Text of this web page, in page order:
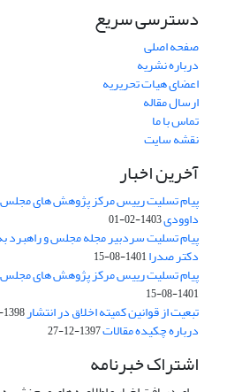
دسترسی سریع
صفحه اصلی
درباره نشریه
اعضای هیات تحریریه
ارسال مقاله
تماس با ما
نقشه سایت
آخرین اخبار
پیام تسلیت رییس مرکز پژوهش های
داوودی1403-02-01
پیام تسلیت سردبیر مجله مجلس و راهبرد
دکتر صدرا1401-08-15
پیام تسلیت رییس مرکز پژوهش های
1401-08-15
تبعیت از قوانین کمیته اخلاق در انتشار1398-10-23
درباره چکیده مقالات1397-12-27
اشتراک خبرنامه